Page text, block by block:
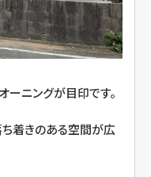
ニングが目印です。
着きのある空間が広